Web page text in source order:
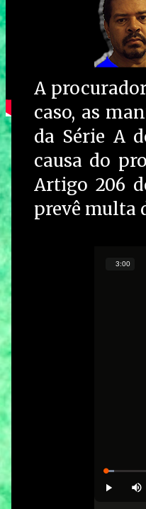
A
caso, as
da Série A
causa do
Artigo 206
prevê multa